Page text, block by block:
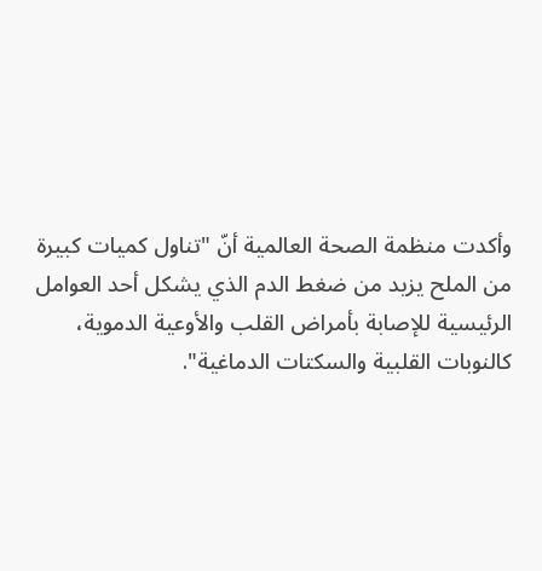
وأكدت منظمة الصحة العالمية أنّ "تناول كميات كبيرة
من الملح يزيد من ضغط الدم الذي يشكل أحد العوامل
الرئيسية للإصابة بأمراض القلب والأوعية الدموية،
كالنوبات القلبية والسكتات الدماغية".